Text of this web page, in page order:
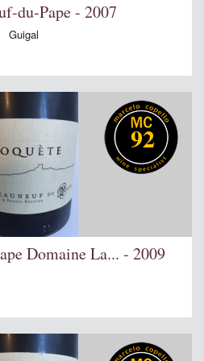
du-Pape - 2007
Guigal
92
Domaine La... - 2009